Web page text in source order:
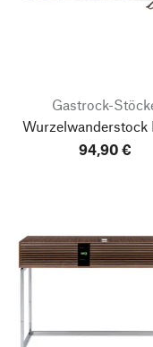
Gastrock-
Wurzelwanderstock
94,90 €